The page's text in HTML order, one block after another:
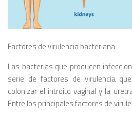
Factores de virulencia bacteriana
Las bacterias que producen
serie de factores de virulencia
colonizar el introito vaginal y la
Entre los principales factores de